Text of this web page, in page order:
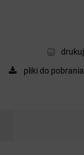
drukuj
pliki do pobrania